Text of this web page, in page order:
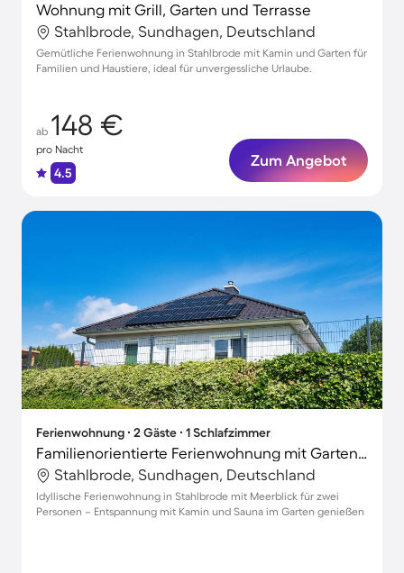
Wohnung mit Grill, Garten und Terrasse
Stahlbrode, Sundhagen, Deutschland
Gemütliche Ferienwohnung in Stahlbrode mit Kamin und Garten für
Familien und Haustiere, ideal für unvergessliche Urlaube.
ab 148 €
pro Nacht
4.5
Zum Angebot
Ferienwohnung ∙ 2 Gäste ∙ 1 Schlafzimmer
Familienorientierte Ferienwohnung mit Garten, Terrasse und Grill | Meerblick | Haustiere sind willkommen
Stahlbrode, Sundhagen, Deutschland
Idyllische Ferienwohnung in Stahlbrode mit Meerblick für zwei
Personen – Entspannung mit Kamin und Sauna im Garten genießen